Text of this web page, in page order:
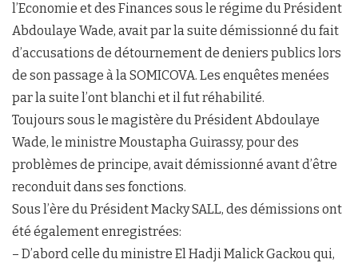
l’Economie et des Finances sous le régime du Président
Abdoulaye Wade, avait par la suite démissionné du fait
d’accusations de détournement de deniers publics lors
de son passage à la SOMICOVA. Les enquêtes menées
par la suite l’ont blanchi et il fut réhabilité.
Toujours sous le magistère du Président Abdoulaye
Wade, le ministre Moustapha Guirassy, pour des
problèmes de principe, avait démissionné avant d’être
reconduit dans ses fonctions.
Sous l’ère du Président Macky SALL, des démissions ont
été également enregistrées:
– D’abord celle du ministre El Hadji Malick Gackou qui,